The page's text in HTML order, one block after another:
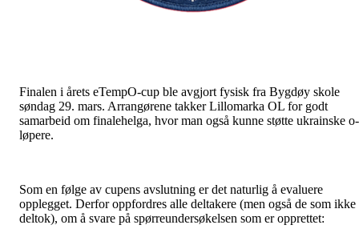
Finalen i årets eTempO-cup ble avgjort fysisk fra Bygdøy skole
søndag 29. mars. Arrangørene takker Lillomarka OL for godt
samarbeid om finalehelga, hvor man også kunne støtte ukrainske o-
løpere.
Som en følge av cupens avslutning er det naturlig å evaluere
opplegget. Derfor oppfordres alle deltakere (men også de som ikke
deltok), om å svare på spørreundersøkelsen som er opprettet: